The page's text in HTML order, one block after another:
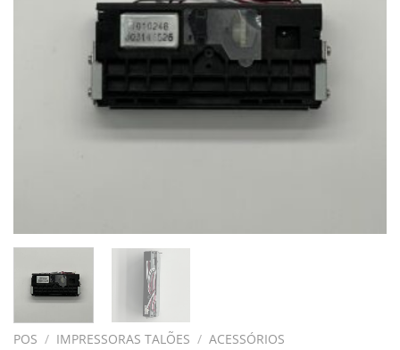
POS / IMPRESSORAS TALÕES / ACESSÓRIOS